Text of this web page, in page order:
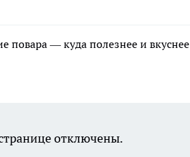
повара — куда полезнее и вкуснее
отключены.